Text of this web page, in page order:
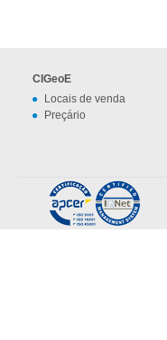
CIGeoE
Locais de venda
Preçário